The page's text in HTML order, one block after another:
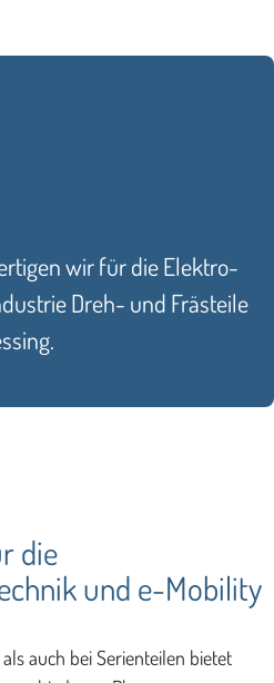
wir für die Elektro-
Dreh- und Frästeile
die
und e-Mobility
auch bei Serienteilen bietet